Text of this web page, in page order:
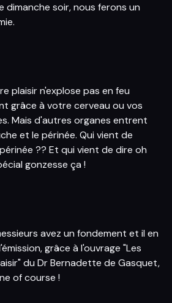
dimanche soir, nous ferons un
plaisir n'explose pas en feu
grâce à votre cerveau ou vos
Mais d'autres organes entrent
et le périnée. Qui vient de
?? Et qui vient de dire oh
gonzesse ça !
avez un fondement et il en
grâce à l'ouvrage "Les
du Dr Bernadette de Gasquet,
of course !